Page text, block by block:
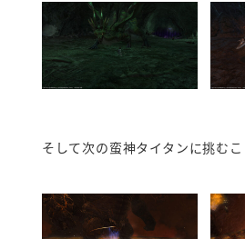
そして次の蛮神タイタンに挑むこ